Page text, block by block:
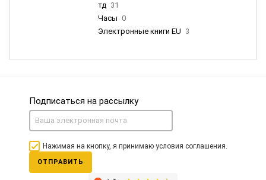
тд 31
Часы 0
Электронные книги EU 3
Подписаться на рассылку
Нажимая на кнопку, я принимаю условия соглашения.
ОТПРАВИТЬ